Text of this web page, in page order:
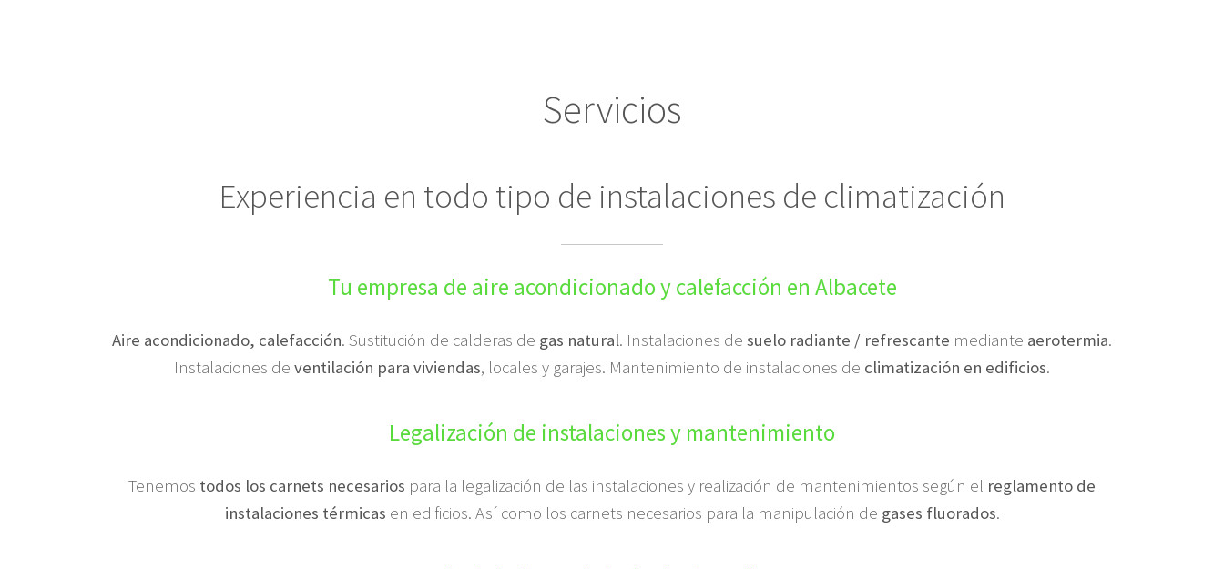
Servicios
Experiencia en todo tipo de instalaciones de climatización
Tu empresa de aire acondicionado y calefacción en Albacete
Aire acondicionado, calefacción. Sustitución de calderas de gas natural. Instalaciones de suelo radiante / refrescante mediante aerotermia.
Instalaciones de ventilación para viviendas, locales y garajes. Mantenimiento de instalaciones de climatización en edificios.
Legalización de instalaciones y mantenimiento
Tenemos todos los carnets necesarios para la legalización de las instalaciones y realización de mantenimientos según el reglamento de
instalaciones térmicas en edificios. Así como los carnets necesarios para la manipulación de gases fluorados.